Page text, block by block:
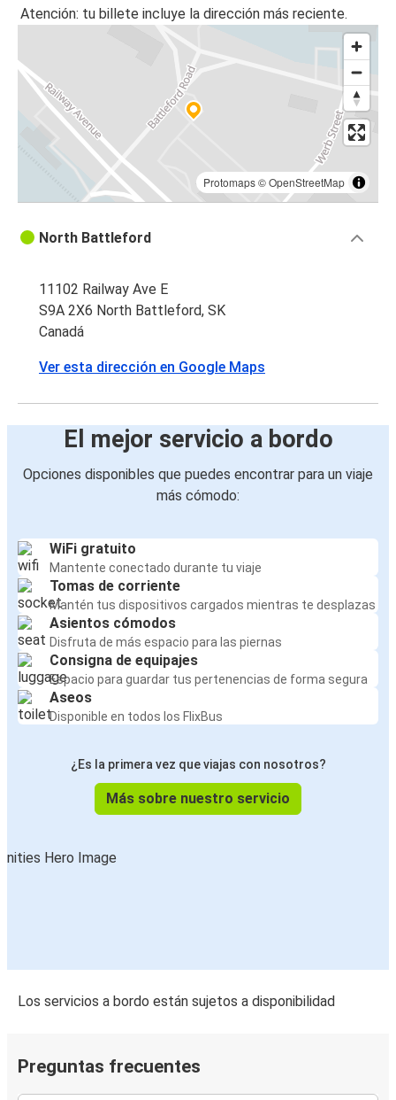
Atención: tu billete incluye la dirección más reciente.
Protomaps©OpenStreetMap
North Battleford
11102 Railway Ave E
S9A 2X6 North Battleford, SK
Canadá
Ver esta dirección en Google Maps
El mejor servicio a bordo
Opciones disponibles que puedes encontrar para un viaje
más cómodo:
WiFi gratuito
Mantente conectado durante tu viaje
Tomas de corriente
Mantén tus dispositivos cargados mientras te desplazas
Asientos cómodos
Disfruta de más espacio para las piernas
Consigna de equipajes
Espacio para guardar tus pertenencias de forma segura
Aseos
Disponible en todos los FlixBus
¿Es la primera vez que viajas con nosotros?
Más sobre nuestro servicio
Los servicios a bordo están sujetos a disponibilidad
Preguntas frecuentes